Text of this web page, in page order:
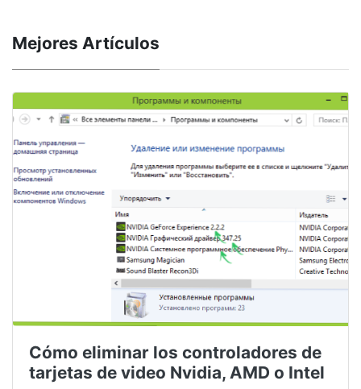
Mejores Artículos
Cómo eliminar los controladores de
tarjetas de video Nvidia, AMD o Intel